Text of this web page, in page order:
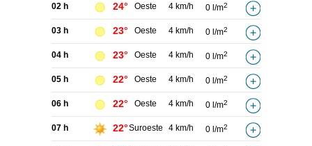
02 h 24° Oeste 4 km/h 0 l/m2
03 h 23° Oeste 4 km/h 0 l/m2
04 h 23° Oeste 4 km/h 0 l/m2
05 h 22° Oeste 4 km/h 0 l/m2
06 h 22° Oeste 4 km/h 0 l/m2
07 h 22°Suroeste 4 km/h 0 l/m2